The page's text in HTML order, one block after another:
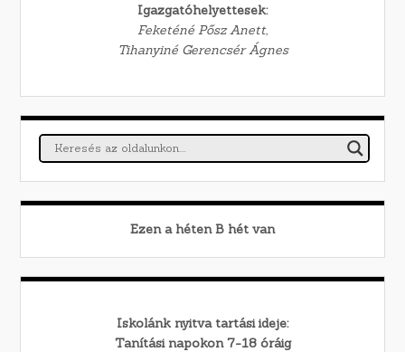
Igazgatóhelyettesek:
Feketéné Pősz Anett,
Tihanyiné Gerencsér Ágnes
Ezen a héten B hét van
Iskolánk nyitva tartási ideje:
Tanítási napokon 7-18 óráig